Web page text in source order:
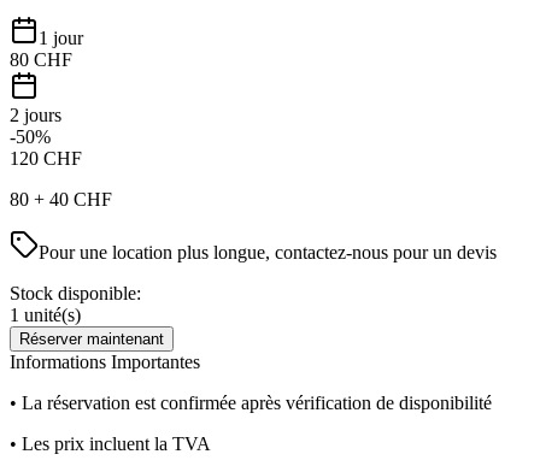
1 jour
80 CHF
2 jours
-50%
120 CHF
80 + 40 CHF
Pour une location plus longue, contactez-nous pour un devis
Stock disponible:
1 unité(s)
Réserver maintenant
Informations Importantes
• La réservation est confirmée après vérification de disponibilité
• Les prix incluent la TVA